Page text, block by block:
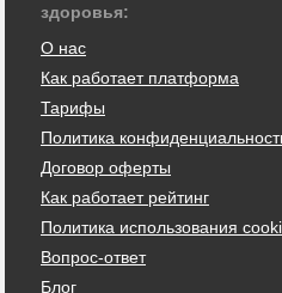
здоровья:
О нас
Как работает платформа
Тарифы
Политика
Договор оферты
Как работает рейтинг
Политика использования
Вопрос-ответ
Блог